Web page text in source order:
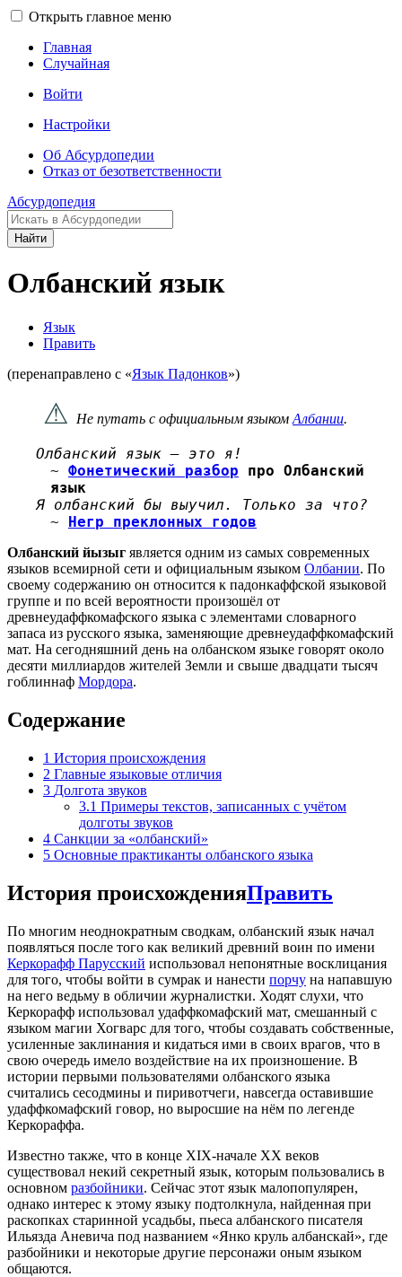
Открыть главное меню
Главная
Случайная
Войти
Настройки
Об Абсурдопедии
Отказ от безответственности
Абсурдопедия
Найти
Олбанский язык
Язык
Править
(перенаправлено с «Язык Падонков»)
⚠ Не путать с официальным языком Албании.
Олбанский язык — это я!
~ Фонетический разбор про Олбанский
язык
Я олбанский бы выучил. Только за что?
~ Негр преклонных годов
Олбанский йызыг является одним из самых современных
языков всемирной сети и официальным языком Олбании. По
своему содержанию он относится к падонкаффской языковой
группе и по всей вероятности произошёл от
древнеудаффкомафского языка с элементами словарного
запаса из русского языка, заменяющие древнеудаффкомафский
мат. На сегодняшний день на олбанском языке говорят около
десяти миллиардов жителей Земли и свыше двадцати тысяч
гоблиннаф Мордора.
Содержание
1 История происхождения
2 Главные языковые отличия
3 Долгота звуков
3.1 Примеры текстов, записанных с учётом
долготы звуков
4 Санкции за «олбанский»
5 Основные практиканты олбанского языка
История происхожденияПравить
По многим неоднократным сводкам, олбанский язык начал
появляться после того как великий древний воин по имени
Керкорафф Парусский использовал непонятные восклицания
для того, чтобы войти в сумрак и нанести порчу на напавшую
на него ведьму в обличии журналистки. Ходят слухи, что
Керкорафф использовал удаффкомафский мат, смешанный с
языком магии Хогварс для того, чтобы создавать собственные,
усиленные заклинания и кидаться ими в своих врагов, что в
свою очередь имело воздействие на их произношение. В
истории первыми пользователями олбанского языка
считались сесодмины и пиривотчеги, навсегда оставившие
удаффкомафский говор, но выросшие на нём по легенде
Керкораффа.
Известно также, что в конце XIX-начале XX веков
существовал некий секретный язык, которым пользовались в
основном разбойники. Сейчас этот язык малопопулярен,
однако интерес к этому языку подтолкнула, найденная при
раскопках старинной усадьбы, пьеса албанского писателя
Ильязда Аневича под названием «Янко круль албанскай», где
разбойники и некоторые другие персонажи оным языком
общаются.